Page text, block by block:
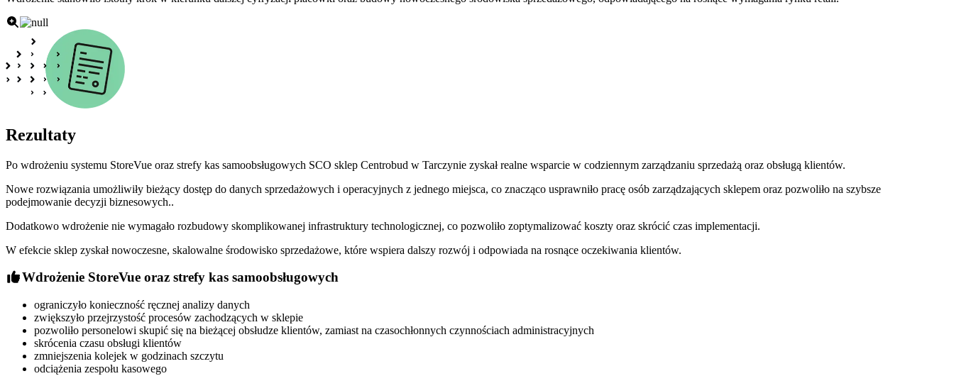
Rezultaty
Po wdrożeniu systemu StoreVue oraz strefy kas samoobsługowych SCO sklep Centrobud w Tarczynie zyskał realne wsparcie w codziennym zarządzaniu sprzedażą oraz obsługą klientów.
Nowe rozwiązania umożliwiły bieżący dostęp do danych sprzedażowych i operacyjnych z jednego miejsca, co znacząco usprawniło pracę osób zarządzających sklepem oraz pozwoliło na szybsze
podejmowanie decyzji biznesowych..
Dodatkowo wdrożenie nie wymagało rozbudowy skomplikowanej infrastruktury technologicznej, co pozwoliło zoptymalizować koszty oraz skrócić czas implementacji.
W efekcie sklep zyskał nowoczesne, skalowalne środowisko sprzedażowe, które wspiera dalszy rozwój i odpowiada na rosnące oczekiwania klientów.
Wdrożenie StoreVue oraz strefy kas samoobsługowych
ograniczyło konieczność ręcznej analizy danych
zwiększyło przejrzystość procesów zachodzących w sklepie
pozwoliło personelowi skupić się na bieżącej obsłudze klientów, zamiast na czasochłonnych czynnościach administracyjnych
skrócenia czasu obsługi klientów
zmniejszenia kolejek w godzinach szczytu
odciążenia zespołu kasowego